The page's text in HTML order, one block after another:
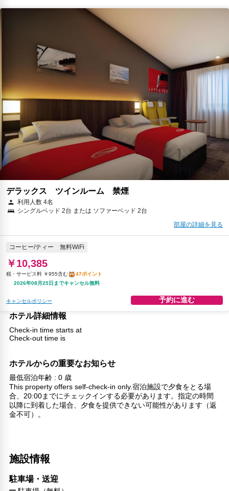
デラックス ツインルーム 禁煙
利用人数 4名
シングルベッド 2台 または ソファーベッド 2台
部屋の詳細を見る
コーヒー/ティー 無料WiFi
￥10,385
税・サービス料 ￥955含む
47ポイント
2026年08月25日までキャンセル無料
キャンセルポリシー 予約に進む
ホテル詳細情報
Check-in time starts at
Check-out time is
ホテルからの重要なお知らせ
最低宿泊年齢 : 0 歳
This property offers self-check-in only.宿泊施設で夕食をとる場
合、20:00までにチェックインする必要があります。指定の時間
以降に到着した場合、夕食を提供できない可能性があります（返
金不可）。
施設情報
駐車場・送迎